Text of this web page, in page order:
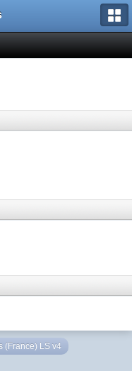
(France) LS v4